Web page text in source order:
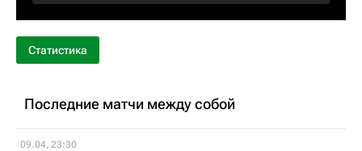
Статистика
Последние матчи между собой
09.04, 23:30